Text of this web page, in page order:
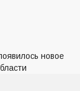
новое